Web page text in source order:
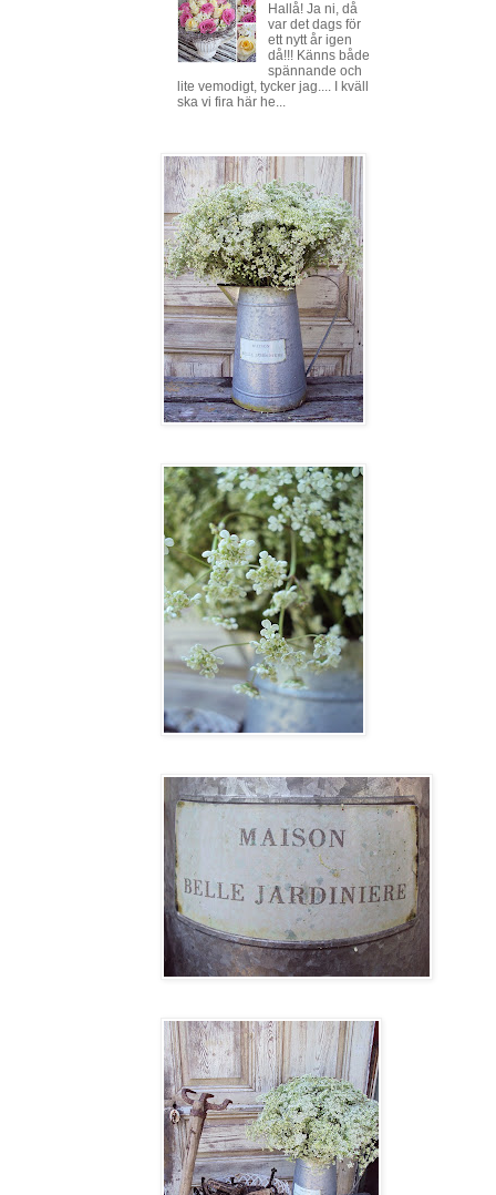
Hallå! Ja ni, då
var det dags för
ett nytt år igen
då!!! Känns både
spännande och
lite vemodigt, tycker jag.... I kväll
ska vi fira här he...